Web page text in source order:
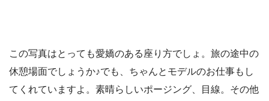
この写真はとっても愛嬌のある座り方でしょ。旅の途中の
休憩場面でしょうか♪でも、ちゃんとモデルのお仕事もし
てくれていますよ。素晴らしいポージング、目線。その他